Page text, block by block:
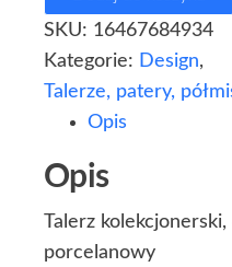
SKU: 16467684934
Kategorie: Design,
Talerze, patery,
Opis
Opis
Talerz
porcelanowy